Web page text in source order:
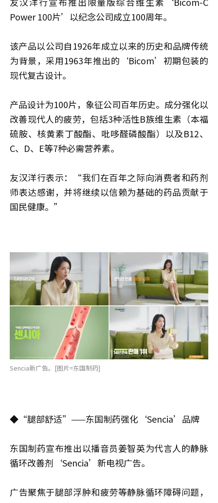
Power 100片’以纪念公司成立100周年。
该产品以公司自1926年成立以来的历史和品牌传统
为背景，采用1963年推出的‘Bicom’初期包装的
现代复古设计。
产品设计为100片，象征公司百年历史。成分强化以
改善现代人的疲劳，包括3种活性B族维生素（本福
硫胺、核黄素丁酸酯、吡哆醛磷酸酯）以及B12、
C、D、E等7种必需营养素。
友汉洋行表示：“我们在百年之际向消费者和药剂
师表达感谢，并将继续以信赖为基础的药品贡献于
国民健康。”
Sencia新广告。[图片=东国制药]
◆“腿部舒适”——东国制药强化‘Sencia’品牌
东国制药宣布推出以播音员姜智英为代言人的静脉
循环改善剂‘Sencia’新电视广告。
广告聚焦于腿部浮肿和疲劳等静脉循环障碍问题，